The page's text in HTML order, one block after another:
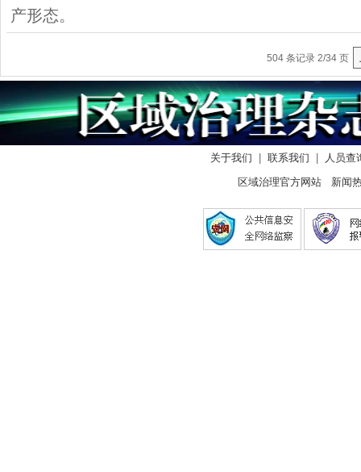
产形态。
504 条记录 2/34 页
关于我们 联系我们
人员查
区域治理官方网站 新闻